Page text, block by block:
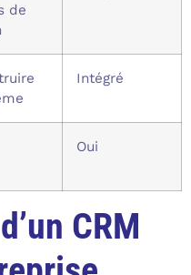
de
Intégré
Oui
CRM